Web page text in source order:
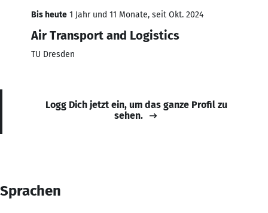
Bis heute 1 Jahr und 11 Monate, seit Okt. 2024
Air Transport and Logistics
TU Dresden
Logg Dich jetzt ein, um das ganze Profil zu
sehen.
Sprachen